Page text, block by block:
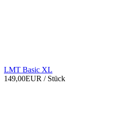
LMT Basic XL
149,00EUR / Stück